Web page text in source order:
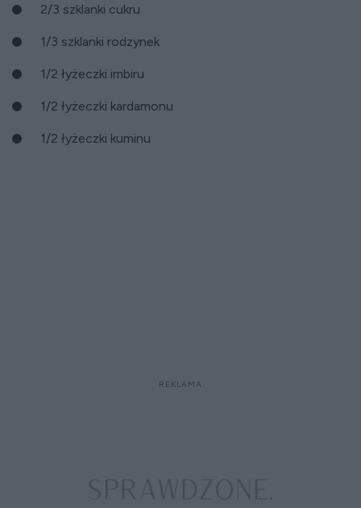
2/3 szklanki cukru
1/3 szklanki rodzynek
1/2 łyżeczki imbiru
1/2 łyżeczki kardamonu
1/2 łyżeczki kuminu